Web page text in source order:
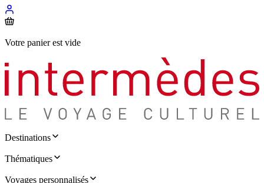
Votre panier est vide
Destinations
Thématiques
Voyages personnalisés